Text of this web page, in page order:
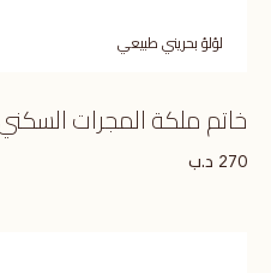
لؤلؤ بحريني طبيعي
خاتم ملكة المجرات السكني
270 د.ب